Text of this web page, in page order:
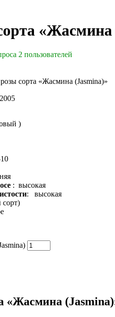
«Жасмина
2 пользователей
сорта «Жасмина (Jasmina)»
)
: высокая
: высокая
сорт)
«Жасмина